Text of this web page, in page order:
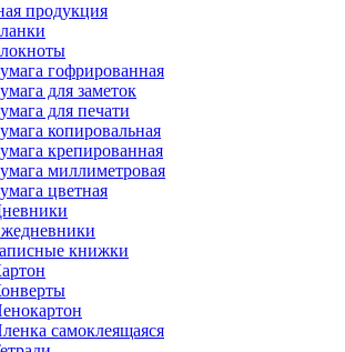
продукция
гофрированная
для заметок
для печати
копировальная
крепированная
миллиметровая
цветная
книжки
самоклеящаяся